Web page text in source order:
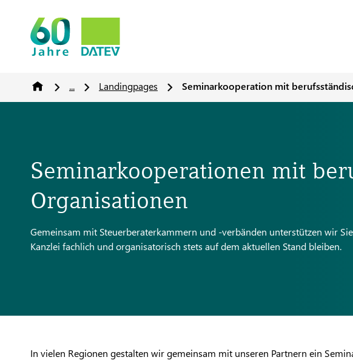
... Landingpages Seminarkooperation mit
Seminarkooperationen mit
Organisationen
Gemeinsam mit Steuerberaterkammern und -verbänden unterstützen wir
Kanzlei fachlich und organisatorisch stets auf dem aktuellen Stand bleiben.
In vielen Regionen gestalten wir gemeinsam mit unseren Partnern ein